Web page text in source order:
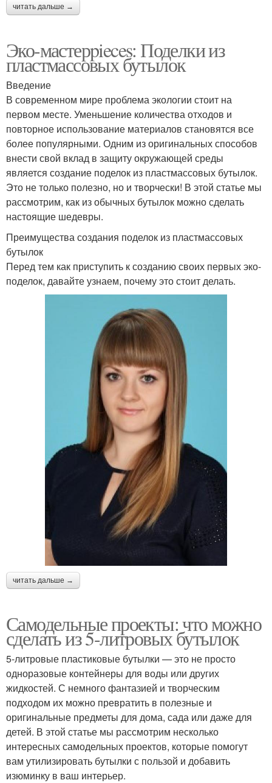
читать дальше →
Эко-мастерpieces: Поделки из
пластмассовых бутылок
Введение
В современном мире проблема экологии стоит на
первом месте. Уменьшение количества отходов и
повторное использование материалов становятся все
более популярными. Одним из оригинальных способов
внести свой вклад в защиту окружающей среды
является создание поделок из пластмассовых бутылок.
Это не только полезно, но и творчески! В этой статье мы
рассмотрим, как из обычных бутылок можно сделать
настоящие шедевры.
Преимущества создания поделок из пластмассовых
бутылок
Перед тем как приступить к созданию своих первых эко-
поделок, давайте узнаем, почему это стоит делать.
читать дальше →
Самодельные проекты: что можно
сделать из 5-литровых бутылок
5-литровые пластиковые бутылки — это не просто
одноразовые контейнеры для воды или других
жидкостей. С немного фантазией и творческим
подходом их можно превратить в полезные и
оригинальные предметы для дома, сада или даже для
детей. В этой статье мы рассмотрим несколько
интересных самодельных проектов, которые помогут
вам утилизировать бутылки с пользой и добавить
изюминку в ваш интерьер.